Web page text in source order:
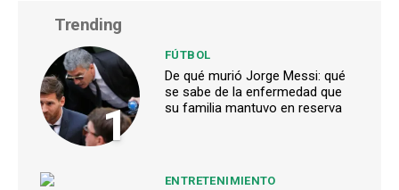
Trending
1
FÚTBOL
De qué murió Jorge Messi: qué
se sabe de la enfermedad que
su familia mantuvo en reserva
ENTRETENIMIENTO